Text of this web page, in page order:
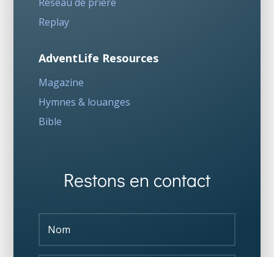
Replay
AdventLife Resources
Magazine
Hymnes & louanges
Bible
Restons en contact